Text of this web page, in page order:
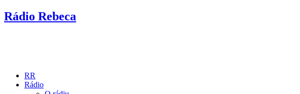
Rádio Rebeca
RR
Rádio